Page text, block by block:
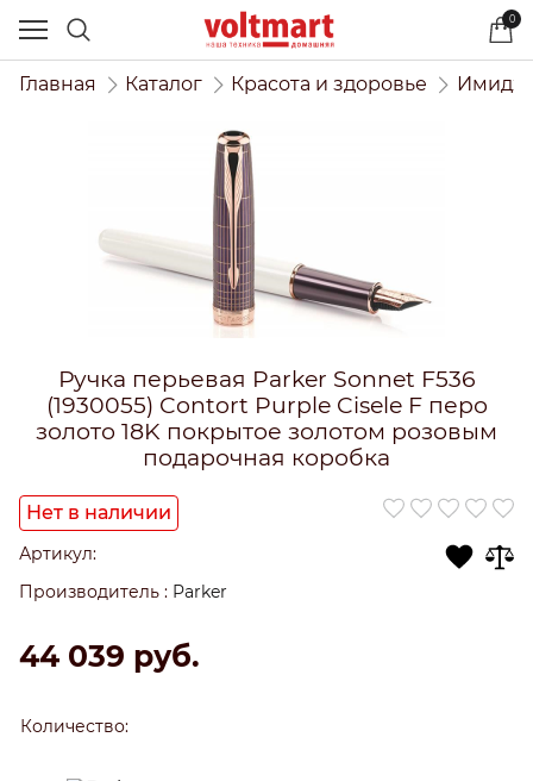
0
Главная Каталог Красота и здоровье
Ручка перьевая Parker Sonnet F536
(1930055) Contort Purple Cisele F перо
золото 18K покрытое золотом розовым
подарочная коробка
Нет в наличии
Артикул:
Производитель : Parker
44 039 руб.
Количество: